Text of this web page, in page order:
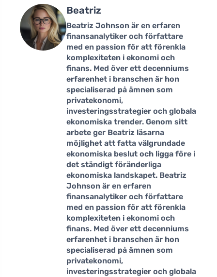
Beatriz
Beatriz Johnson är en erfaren
finansanalytiker och författare
med en passion för att förenkla
komplexiteten i ekonomi och
finans. Med över ett decenniums
erfarenhet i branschen är hon
specialiserad på ämnen som
privatekonomi,
investeringsstrategier och globala
ekonomiska trender. Genom sitt
arbete ger Beatriz läsarna
möjlighet att fatta välgrundade
ekonomiska beslut och ligga före i
det ständigt föränderliga
ekonomiska landskapet. Beatriz
Johnson är en erfaren
finansanalytiker och författare
med en passion för att förenkla
komplexiteten i ekonomi och
finans. Med över ett decenniums
erfarenhet i branschen är hon
specialiserad på ämnen som
privatekonomi,
investeringsstrategier och globala